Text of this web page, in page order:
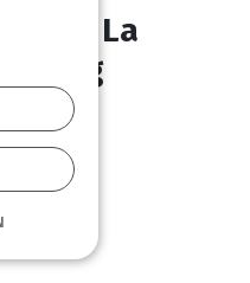
Chef La
2,9 kg